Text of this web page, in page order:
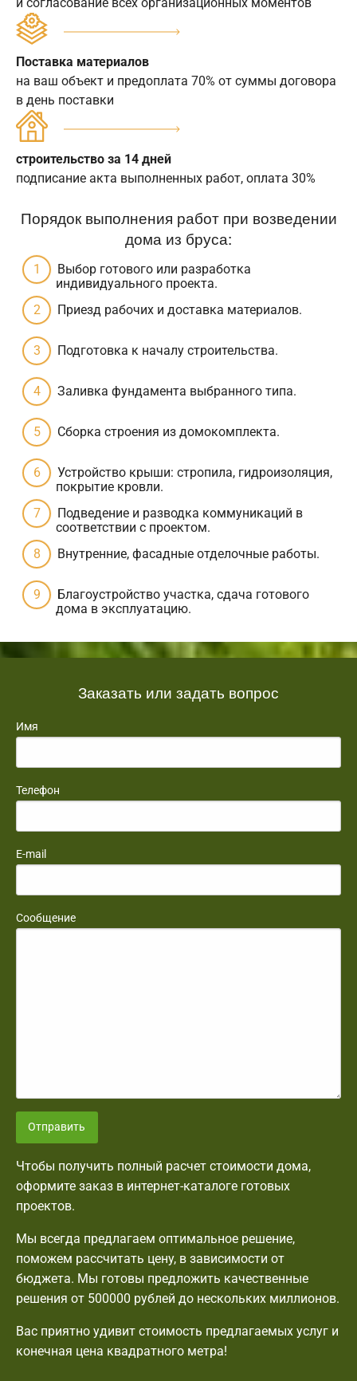
Поставка материалов
на ваш объект и предоплата 70% от суммы договора
в день поставки
строительство за 14 дней
подписание акта выполненных работ, оплата 30%
Порядок выполнения работ при возведении
дома из бруса:
Выбор готового или разработка
индивидуального проекта.
Приезд рабочих и доставка материалов.
Подготовка к началу строительства.
Заливка фундамента выбранного типа.
Сборка строения из домокомплекта.
Устройство крыши: стропила, гидроизоляция,
покрытие кровли.
Подведение и разводка коммуникаций в
соответствии с проектом.
Внутренние, фасадные отделочные работы.
Благоустройство участка, сдача готового
дома в эксплуатацию.
Заказать или задать вопрос
Имя
Телефон
E-mail
Сообщение
Отправить
Чтобы получить полный расчет стоимости дома,
оформите заказ в интернет-каталоге готовых
проектов.
Мы всегда предлагаем оптимальное решение,
поможем рассчитать цену, в зависимости от
бюджета. Мы готовы предложить качественные
решения от 500000 рублей до нескольких миллионов.
Вас приятно удивит стоимость предлагаемых услуг и
конечная цена квадратного метра!